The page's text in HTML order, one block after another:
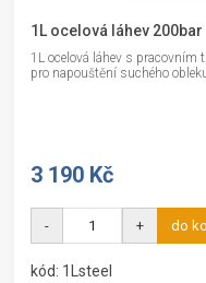
1L ocelová láhev 200bar
1L ocelová láhev s pracovním
pro napouštění suchého
3 190 Kč
- + do
kód: 1Lsteel